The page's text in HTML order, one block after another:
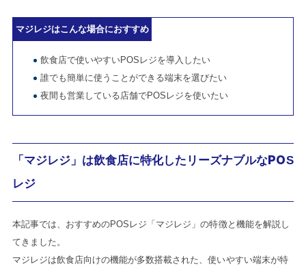
マジレジはこんな場合におすすめ
飲食店で使いやすいPOSレジを導入したい
誰でも簡単に使うことができる端末を選びたい
夜間も営業している店舗でPOSレジを使いたい
「マジレジ」は飲食店に特化したリーズナブルなPOS
レジ
本記事では、おすすめのPOSレジ「マジレジ」の特徴と機能を解説し
てきました。
マジレジは飲食店向けの機能が多数搭載された、使いやすい端末が特